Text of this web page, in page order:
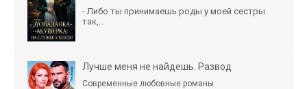
- Либо ты принимаешь роды у моей сестры
так,...
Лучше меня не найдешь. Развод
Современные любовные романы